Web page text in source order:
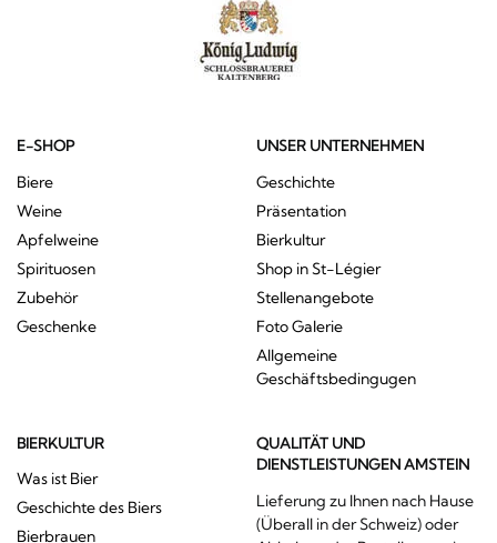
E-SHOP
Biere
Weine
Apfelweine
Spirituosen
Zubehör
Geschenke
UNSER UNTERNEHMEN
Geschichte
Präsentation
Bierkultur
Shop in St-Légier
Stellenangebote
Foto Galerie
Allgemeine
Geschäftsbedingugen
BIERKULTUR
Was ist Bier
Geschichte des Biers
Bierbrauen
QUALITÄT UND
DIENSTLEISTUNGEN AMSTEIN
Lieferung zu Ihnen nach Hause
(Überall in der Schweiz) oder